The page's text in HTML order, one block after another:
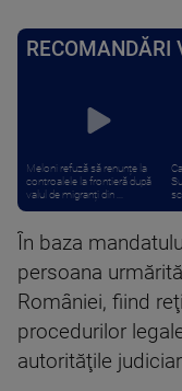
RECOMANDĂRI
Meloni refuză să renunțe la
controalele la frontieră după
valul de migranți din ...
În baza
persoana
României, fiind
procedurilor
autorităţile